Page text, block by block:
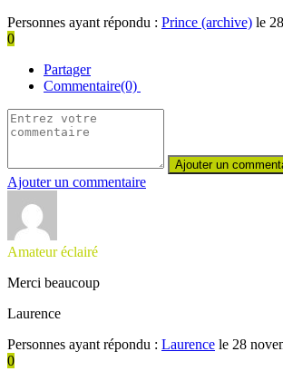
Personnes ayant répondu : Prince (archive) le
0
Partager
Commentaire(0)
Ajouter un commentaire
Amateur éclairé
Merci beaucoup
Laurence
Personnes ayant répondu : Laurence le 28
0